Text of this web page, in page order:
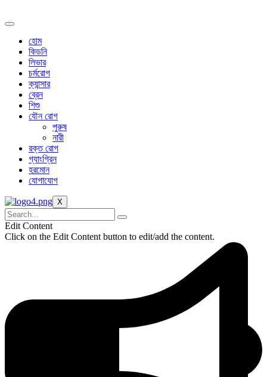
to
হোম
কিডনি
লিভার
চর্মরোগ
ক্যান্সার
ব্রেন
শিশু
যৌন রোগ
পুরুষ
নারী
রক্ত রোগ
গ্যাংগ্রিন
হরমোন
যোগাযোগ
X
Edit Content
Click on the Edit Content button to edit/add the content.